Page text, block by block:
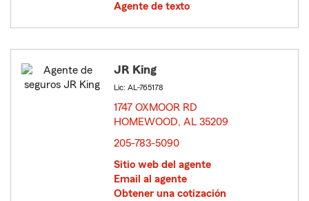
Agente de texto
JR King
Lic: AL-765178
1747 OXMOOR RD
HOMEWOOD, AL 35209
205-783-5090
Sitio web del agente
Email al agente
Obtener una cotización